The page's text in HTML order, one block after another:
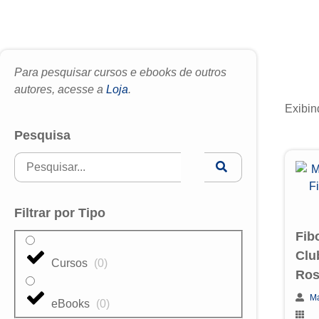
Para pesquisar cursos e ebooks de outros
autores, acesse a Loja.
Pesquisa
Filtrar por Tipo
Cursos (0)
eBooks (0)